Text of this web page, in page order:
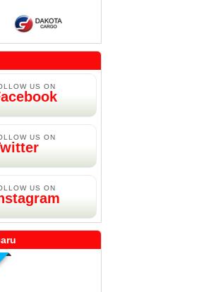
US ON
US ON
US ON